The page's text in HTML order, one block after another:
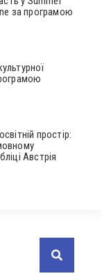
за програмою
простір:
Австрія